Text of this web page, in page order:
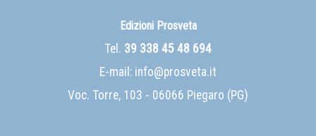
Edizioni Prosveta
Tel. 39 338 45 48 694
E-mail: info@prosveta.it
Voc. Torre, 103 - 06066 Piegaro (PG)